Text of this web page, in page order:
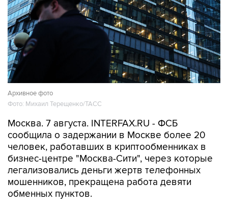
Архивное фото
Фото: Михаил Терещенко/ТАСС
Москва. 7 августа. INTERFAX.RU - ФСБ
сообщила о задержании в Москве более 20
человек, работавших в криптообменниках в
бизнес-центре "Москва-Сити", через которые
легализовались деньги жертв телефонных
мошенников, прекращена работа девяти
обменных пунктов.